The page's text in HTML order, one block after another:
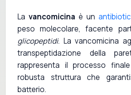
La vancomicina è un
peso molecolare, facente
glicopeptidi. La vancomicina
transpeptidazione della
rappresenta il processo
robusta struttura che
batterio.